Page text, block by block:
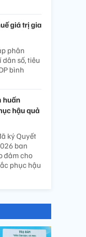
giá trị gia
phân
số, tiêu
bình
huấn
hậu quả
ký Quyết
ban
đảm cho
phục hậu